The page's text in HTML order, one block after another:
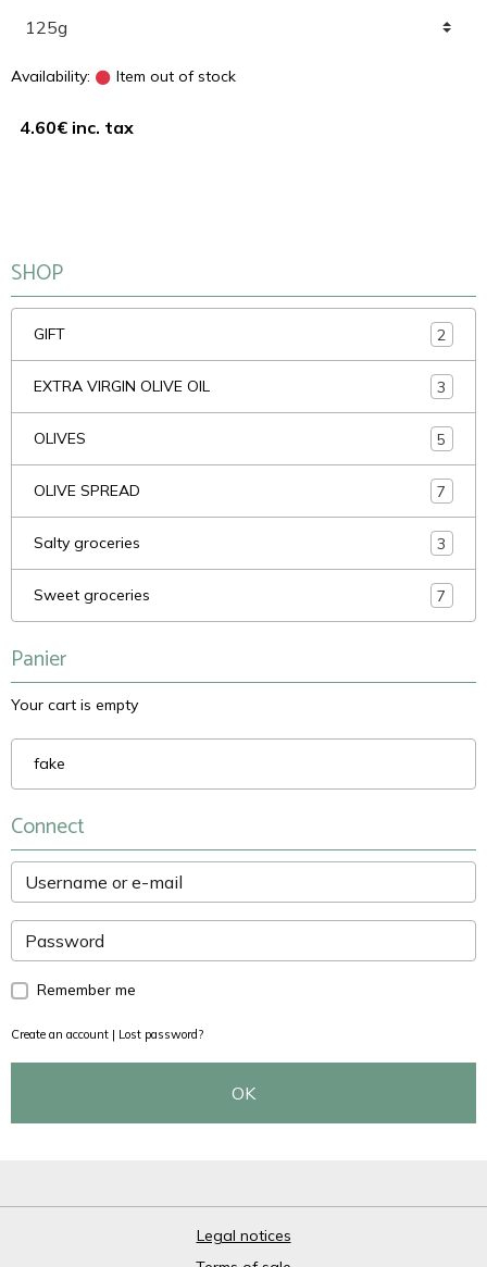
Availability: Item out of stock
4.60€ inc. tax
SHOP
GIFT 2
EXTRA VIRGIN OLIVE OIL 3
OLIVES 5
OLIVE SPREAD 7
Salty groceries 3
Sweet groceries 7
Panier
Your cart is empty
fake
Connect
Remember me
Create an account | Lost password?
OK
Legal notices